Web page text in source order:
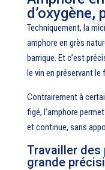
d’oxygène,
Techniquement, la
amphore en grès
barrique. Et c’est
le vin en préservant le
Contrairement à
figé, l’amphore
et continue, sans
Travailler des
grande